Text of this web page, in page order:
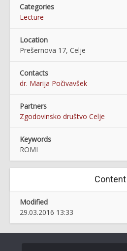
Categories
Lecture
Location
Prešernova 17, Celje
Contacts
dr. Marija Počivavšek
Partners
Zgodovinsko društvo Celje
Keywords
ROMI
Content
Modified
29.03.2016 13:33